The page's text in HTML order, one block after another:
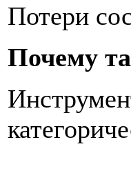
Потери
Почему